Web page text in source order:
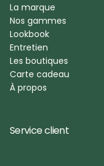
La marque
Nos gammes
Lookbook
Entretien
Les boutiques
Carte cadeau
À propos
Service client